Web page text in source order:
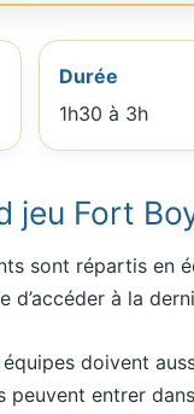
Durée
1h30 à 3h
jeu Fort
sont répartis en
d’accéder à la
doivent
entrer